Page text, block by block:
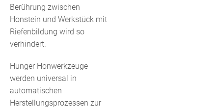
Berührung zwischen
Honstein und Werkstück mit
Riefenbildung wird so
verhindert.
Hunger Honwerkzeuge
werden universal in
automatischen
Herstellungsprozessen zur